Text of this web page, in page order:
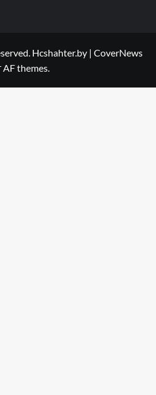
Hcshahter.by | CoverNews
AF themes.